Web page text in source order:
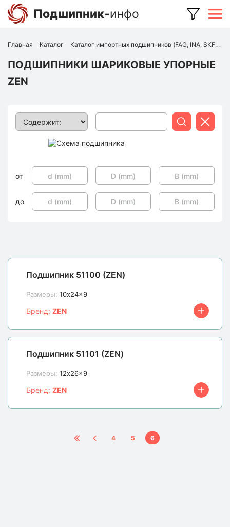
Подшипник-инфо
Главная Каталог Каталог импортных подшипников (FAG, INA, SKF, NSK, Timken и др.)
ПОДШИПНИКИ ШАРИКОВЫЕ УПОРНЫЕ
ZEN
Поиск Сбросить
от
до
Подшипник 51100 (ZEN)
Размеры: 10x24x9
Бренд: ZEN
Подшипник 51101 (ZEN)
Размеры: 12x26x9
Бренд: ZEN
4 5 6